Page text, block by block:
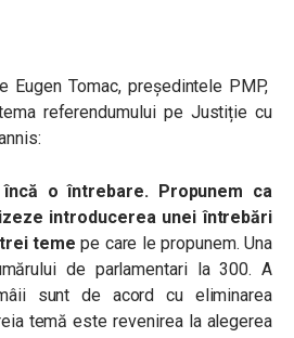
Eugen Tomac, președintele PMP,
referendumului pe Justiție cu
o întrebare. Propunem ca
introducerea unei întrebări
teme pe care le propunem. Una
de parlamentari la 300. A
sunt de acord cu eliminarea
temă este revenirea la alegerea